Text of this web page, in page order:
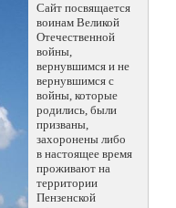
Сайт посвящается
воинам Великой
Отечественной
войны,
вернувшимся и не
вернувшимся с
войны, которые
родились, были
призваны,
захоронены либо
в настоящее время
проживают на
территории
Пензенской